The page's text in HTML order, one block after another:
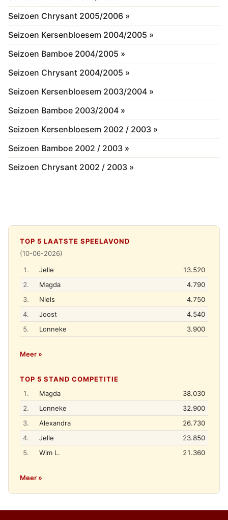
Seizoen Chrysant 2005/2006 »
Seizoen Kersenbloesem 2004/2005 »
Seizoen Bamboe 2004/2005 »
Seizoen Chrysant 2004/2005 »
Seizoen Kersenbloesem 2003/2004 »
Seizoen Bamboe 2003/2004 »
Seizoen Kersenbloesem 2002 / 2003 »
Seizoen Bamboe 2002 / 2003 »
Seizoen Chrysant 2002 / 2003 »
TOP 5 LAATSTE SPEELAVOND
(10-06-2026)
1.
Jelle
13.520
2.
Magda
4.790
3.
Niels
4.750
4.
Joost
4.540
5.
Lonneke 3.900
Meer »
TOP 5 STAND COMPETITIE
1.
Magda
38.030
2.
Lonneke
32.900
3.
Alexandra
26.730
4.
Jelle
23.850
5.
Wim L. 21.360
Meer »